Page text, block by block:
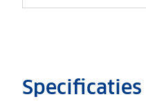
Specificaties